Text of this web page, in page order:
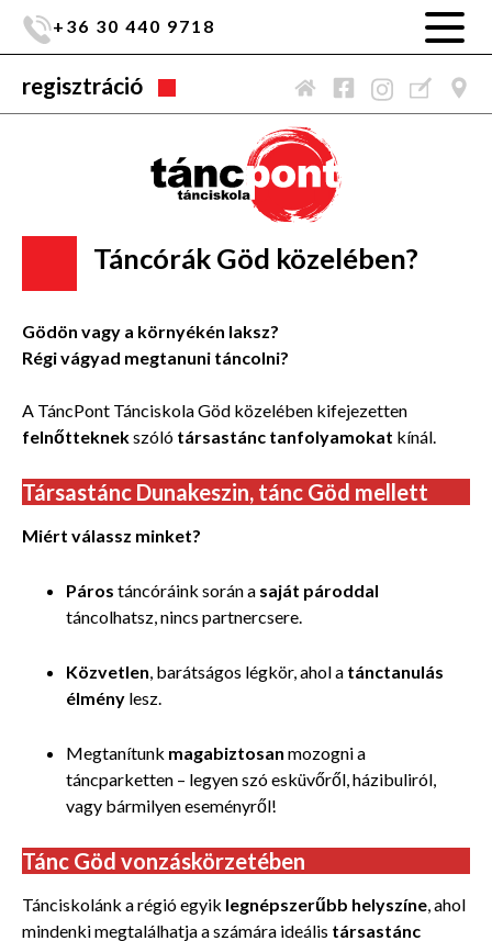
+36 30 440 9718
regisztráció
Táncórák Göd közelében?
Gödön vagy a környékén laksz?
Régi vágyad megtanuni táncolni?
A TáncPont Tánciskola Göd közelében kifejezetten
felnőtteknekszóló társastánc tanfolyamokat kínál.
Társastánc Dunakeszin, tánc Göd mellett
Miért válassz minket?
Páros táncóráink során a saját pároddal
táncolhatsz, nincs partnercsere.
Közvetlen, barátságos légkör, ahol a tánctanulás
élmény lesz.
Megtanítunk magabiztosan mozogni a
táncparketten – legyen szó esküvőről, házibuliról,
vagy bármilyen eseményről!
Tánc Göd vonzáskörzetében
Tánciskolánk a régió egyik legnépszerűbb helyszíne, ahol
mindenki megtalálhatja a számára ideális társastánc